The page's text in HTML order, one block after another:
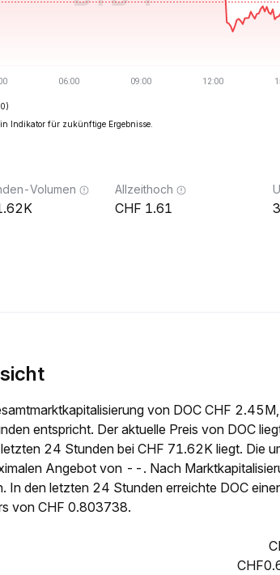
Indikator für zukünftige Ergebnisse.
Volumen Allzeithoch
1.61
von DOC CHF
entspricht. Der aktuelle Preis von DOC
24 Stunden bei CHF 71.62K liegt. Die
Angebot von --. Nach
In den letzten 24 Stunden erreichte DOC
von CHF 0.803738.